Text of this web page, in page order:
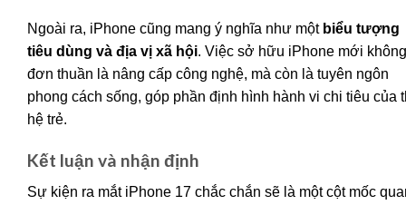
Ngoài ra, iPhone cũng mang ý nghĩa như một biểu tượng
tiêu dùng và địa vị xã hội. Việc sở hữu iPhone mới không
đơn thuần là nâng cấp công nghệ, mà còn là tuyên ngôn
phong cách sống, góp phần định hình hành vi chi tiêu của
hệ trẻ.
Kết luận và nhận định
Sự kiện ra mắt iPhone 17 chắc chắn sẽ là một cột mốc